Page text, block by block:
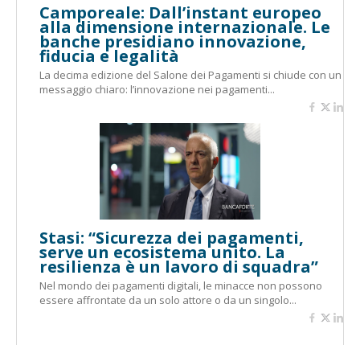
Camporeale: Dall’instant europeo
alla dimensione internazionale. Le
banche presidiano innovazione,
fiducia e legalità
La decima edizione del Salone dei Pagamenti si chiude con un
messaggio chiaro: l’innovazione nei pagamenti...
Stasi: “Sicurezza dei pagamenti,
serve un ecosistema unito. La
resilienza è un lavoro di squadra”
Nel mondo dei pagamenti digitali, le minacce non possono
essere affrontate da un solo attore o da un singolo...